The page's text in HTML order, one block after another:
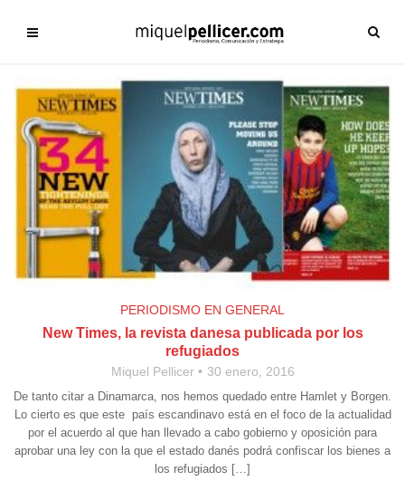
PERIODISMO EN GENERAL
New Times, la revista danesa publicada por los
refugiados
Miquel Pellicer 30 enero, 2016
De tanto citar a Dinamarca, nos hemos quedado entre Hamlet y Borgen.
Lo cierto es que este país escandinavo está en el foco de la actualidad
por el acuerdo al que han llevado a cabo gobierno y oposición para
aprobar una ley con la que el estado danés podrá confiscar los bienes a
los refugiados […]